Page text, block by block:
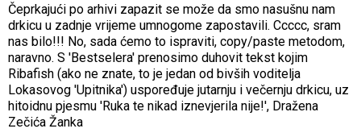
Čeprkajući po arhivi zapazit se može da smo nasušnu nam
drkicu u zadnje vrijeme umnogome zapostavili. Ccccc, sram
nas bilo!!! No, sada ćemo to ispraviti, copy/paste metodom,
naravno. S 'Bestselera' prenosimo duhovit tekst kojim
Ribafish (ako ne znate, to je jedan od bivših voditelja
Lokasovog 'Upitnika') uspoređuje jutarnju i večernju drkicu, uz
hitoidnu pjesmu 'Ruka te nikad iznevjerila nije!', Dražena
Zečića Žanka